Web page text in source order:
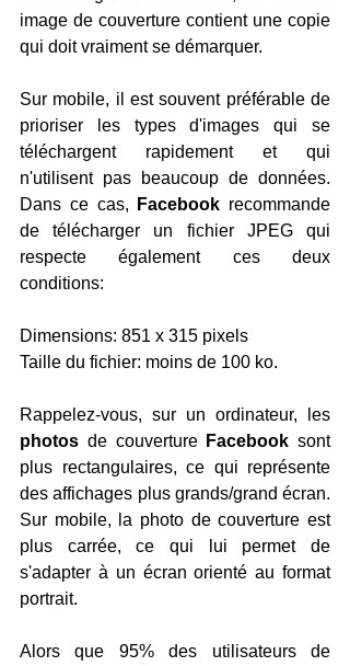
image de couverture contient une copie
qui doit vraiment se démarquer.
Sur mobile, il est souvent préférable de
prioriser les types d'images qui se
téléchargent rapidement et qui
n'utilisent pas beaucoup de données.
Dans ce cas,
Facebook recommande
de télécharger un fichier JPEG qui
respecte également ces deux
conditions:
Dimensions: 851 x 315 pixels
Taille du fichier: moins de 100 ko.
photos de couverture Facebook sont
plus rectangulaires, ce qui représente
des affichages plus grands/grand écran.
Sur mobile, la photo de couverture est
plus carrée, ce qui lui permet de
s'adapter à un écran orienté au format
portrait.